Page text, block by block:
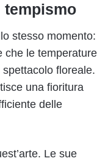
tempismo
stesso momento:
che le temperature
floreale.
una fioritura
delle
Le sue